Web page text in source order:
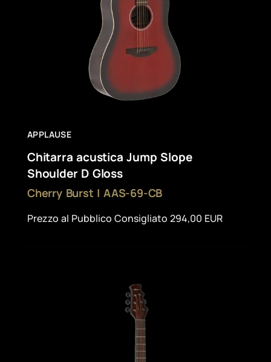
APPLAUSE
Chitarra acustica Jump Slope
Shoulder D Gloss
Cherry Burst | AAS-69-CB
Prezzo al Pubblico Consigliato 294,00 EUR